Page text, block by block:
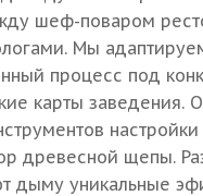
шеф-поваром
Мы
процесс под
карты заведения.
настройки
древесной щепы.
дыму уникальные